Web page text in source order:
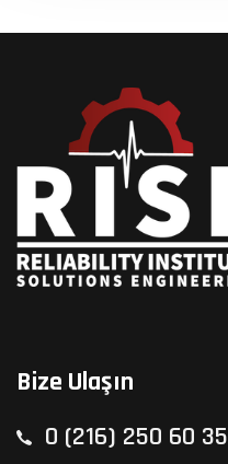
Bize Ulaşın
0 (216) 250 60 35